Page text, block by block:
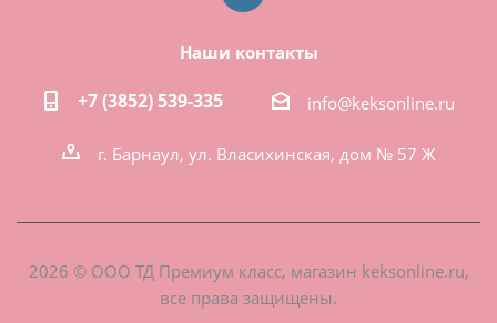
Наши контакты
+7 (3852) 539-335 info@keksonline.ru
г. Барнаул, ул. Власихинская, дом № 57 Ж
2026 © ООО ТД Премиум класс, магазин keksonline.ru,
все права защищены.